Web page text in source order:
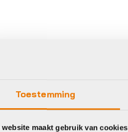
Toestemming
website maakt gebruik van cookies